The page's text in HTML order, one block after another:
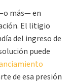
más— en
El litigio
del ingreso de
puede
de esa presión